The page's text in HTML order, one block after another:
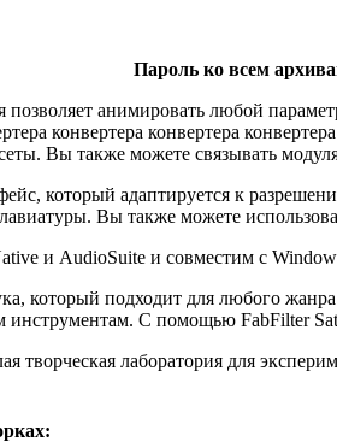
Пароль ко всем
анимировать любой
конвертера конвертера
Вы также можете связывать
который адаптируется к
Вы также можете
и AudioSuite и совместим с
который подходит для любого
инструментам. С помощью FabFilter
творческая лаборатория для